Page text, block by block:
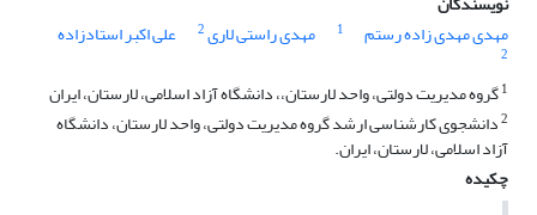
مهدی مهدی زاده رستم
1 مهدی راستی لاری2 علی اکبر استادزاده
2
1گروه مدیریت دولتی، واحد لارستان،، دانشگاه آزاد اسلامی، لارستان، ایران
2دانشجوی کارشناسی ارشد گروه مدیریت دولتی، واحد لارستان، دانشگاه
آزاد اسلامی، لارستان، ایران.
چکیده